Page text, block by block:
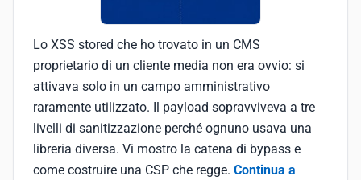
Lo XSS stored che ho trovato in un CMS
proprietario di un cliente media non era ovvio: si
attivava solo in un campo amministrativo
raramente utilizzato. Il payload sopravviveva a tre
livelli di sanitizzazione perché ognuno usava una
libreria diversa. Vi mostro la catena di bypass e
come costruire una CSP che regge. Continua a